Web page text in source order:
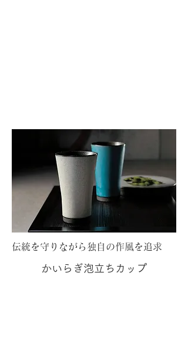
伝統を守りながら独自の作風を追求
かいらぎ泡立ちカップ